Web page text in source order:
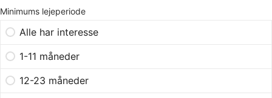
Minimums lejeperiode
Alle har interesse
1-11 måneder
12-23 måneder